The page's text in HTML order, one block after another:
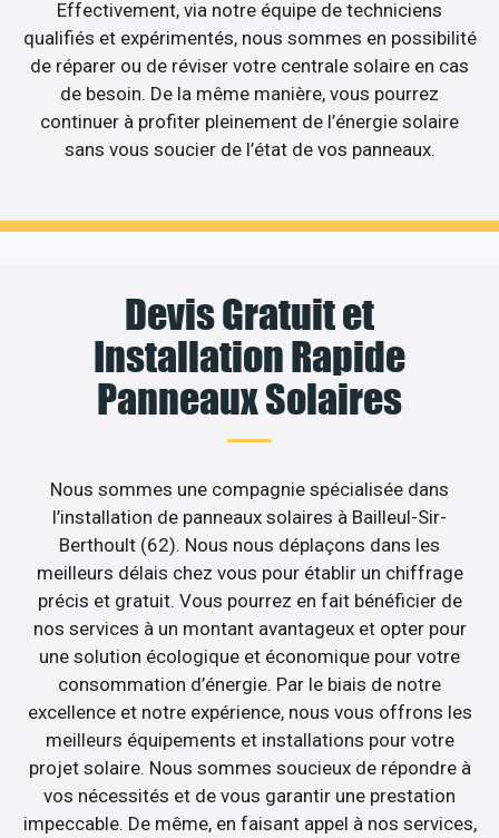
Effectivement, via notre équipe de techniciens
qualifiés et expérimentés, nous sommes en possibilité
de réparer ou de réviser votre centrale solaire en cas
de besoin. De la même manière, vous pourrez
continuer à profiter pleinement de l’énergie solaire
sans vous soucier de l’état de vos panneaux.
Devis Gratuit et
Installation Rapide
Panneaux Solaires
Nous sommes une compagnie spécialisée dans
l’installation de panneaux solaires à Bailleul-Sir-
Berthoult (62). Nous nous déplaçons dans les
meilleurs délais chez vous pour établir un chiffrage
précis et gratuit. Vous pourrez en fait bénéficier de
nos services à un montant avantageux et opter pour
une solution écologique et économique pour votre
consommation d’énergie. Par le biais de notre
excellence et notre expérience, nous vous offrons les
meilleurs équipements et installations pour votre
projet solaire. Nous sommes soucieux de répondre à
vos nécessités et de vous garantir une prestation
impeccable. De même, en faisant appel à nos services,